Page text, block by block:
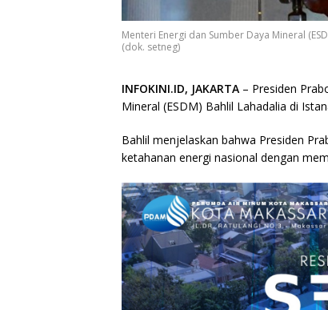
Menteri Energi dan Sumber Daya Mineral
(dok. setneg)
INFOKINI.ID, JAKARTA – Presiden
Mineral (ESDM) Bahlil Lahadalia di
Bahlil menjelaskan bahwa Presiden
ketahanan energi nasional dengan